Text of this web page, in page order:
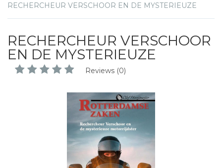
RECHERCHEUR VERSCHOOR EN DE MYSTERIEUZE
RECHERCHEUR VERSCHOOR
EN DE MYSTERIEUZE
Reviews (0)